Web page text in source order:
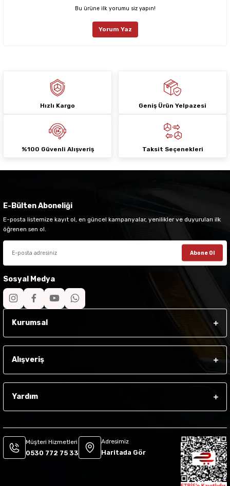
Ürün fiyatı diğer sitelerden daha pahalı.
Deneyimini Paylaş
Bu ürüne ilk yorumu siz yapın!
Yorum Yaz
Hızlı Kargo Geniş Ürün Yelpazesi
%100 Güvenli Alışveriş Taksit Seçenekleri
E-Bülten Aboneliği
E-posta listemize kayıt ol, en güncel kampanyalar, yenilikler ve duyuruları ilk
öğrenen sen ol.
Abone Ol
Sosyal Medya
Kurumsal
Alışveriş
Yardım
Müşteri Hizmetleri
0530 772 75 33
Adresimiz
Haritada Gör